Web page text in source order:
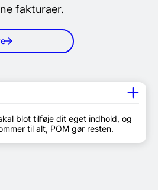
fakturaer.
blot tilføje dit eget indhold, og
til alt, POM gør resten.